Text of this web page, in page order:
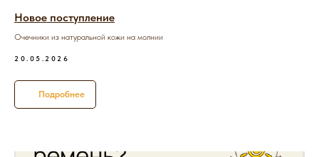
Новое поступление
Очечники из натуральной кожи на молнии
20.05.2026
Подробнее